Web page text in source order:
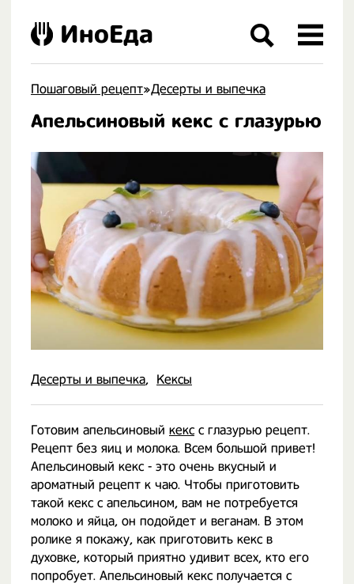
Пошаговый рецепт»Десерты и выпечка
Апельсиновый кекс с глазурью
Десерты и выпечка Кексы
Готовим апельсиновый кекс с глазурью рецепт.
Рецепт без яиц и молока. Всем большой привет!
Апельсиновый кекс - это очень вкусный и
ароматный рецепт к чаю. Чтобы приготовить
такой кекс с апельсином, вам не потребуется
молоко и яйца, он подойдет и веганам. В этом
ролике я покажу, как приготовить кекс в
духовке, который приятно удивит всех, кто его
попробует. Апельсиновый кекс получается с
ИноЕда